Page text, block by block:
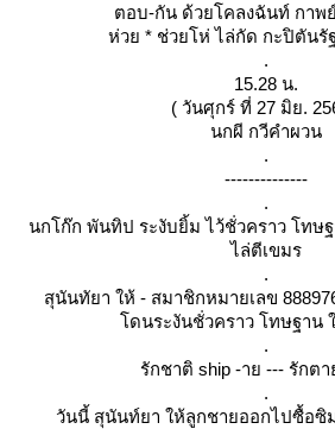
ตอบ-กัน ด้วยโคลงฉันท์ กาพ
ห่วย * ช่วยโห่ ไล่กัด กะปิตัน
.
15.28 น.
( วันศุกร์ ที่ 27 มิย.
นกผี กวีคำผวน
.
--------------
.
นกโก๊ก พันทิป ระงับยิ้ม ไว้ชั่วคราว โทษ
ไล่ตีเขมร
.
สุนันทัยา ให้ - สมาชิกหมายเลข
ดนระงันชั่วคราว โทษฐาน
.
รักชาติ ship -าย --- รักต
.
วันนี้ สุนันท์ยา ให้ลูกชายออกไปซื้อซิ